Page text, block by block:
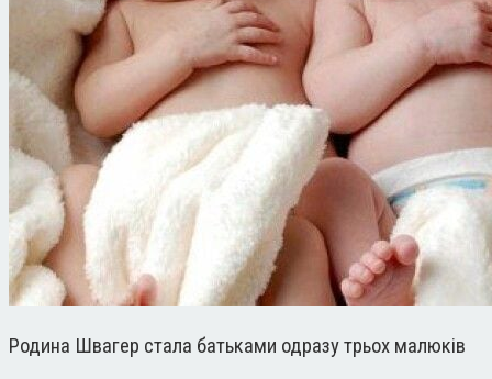
Родина Швагер стала батьками одразу трьох малюків